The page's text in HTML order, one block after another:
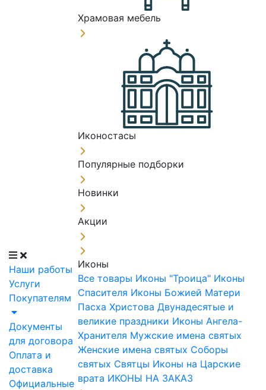
Наши работы
Услуги
Покупателям
Документы
для договора
Оплата и
доставка
Официальные
Храмовая мебель
Иконостасы
Популярные подборки
Новинки
Акции
Иконы
Все товары Иконы "Троица" Иконы
Спасителя Иконы Божией Матери
Пасха Христова Двунадесятые и
великие праздники Иконы Ангела-
Хранителя Мужские имена святых
Женские имена святых Соборы
святых Святцы Иконы на Царские
врата ИКОНЫ НА ЗАКАЗ